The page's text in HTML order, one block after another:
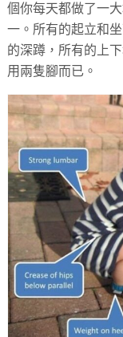
個你每天都做了一
一。所有的起立和
的深蹲，所有的上
用兩隻腳而已。